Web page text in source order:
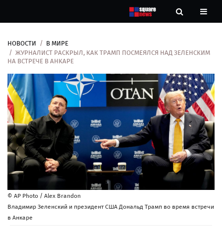
Новости
Рубрики
Контакты
О
нас
НОВОСТИ
В МИРЕ
ЖУРНАЛИСТ РАСКРЫЛ, КАК ТРАМП ПОСМЕЯЛСЯ НАД ЗЕЛЕНСКИМ
НА ВСТРЕЧЕ В АНКАРЕ
© AP Photo / Alex Brandon
Владимир Зеленский и президент США Дональд Трамп во время встречи
в Анкаре